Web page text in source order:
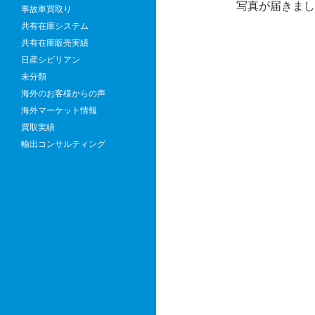
写真が届きまし
事故車買取り
共有在庫システム
共有在庫販売実績
日産シビリアン
未分類
海外のお客様からの声
海外マーケット情報
買取実績
輸出コンサルティング